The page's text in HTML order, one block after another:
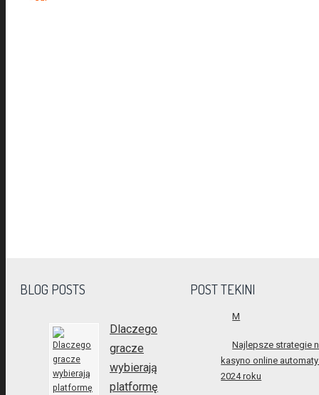
BLOG POSTS
Dlaczego
gracze
wybierają
platformę
POST TEKINI
M
Najlepsze strategie
kasyno online
2024 roku